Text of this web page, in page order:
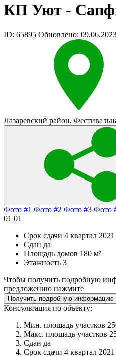
КП Уют -
ID: 65895 Обновлено:
Лазаревский район,
Фото #1 Фото #2 Фото #3 Фото
01 01
Срок сдачи 4 квартал 2021
Сдан да
Площадь домов 180 м²
Этажность 3
Чтобы получить подробную
предложению нажмите
Получить подробную информацию
Консультация по объекту:
Мин. площадь участков
Макс. площадь участков
Сдан да
Срок сдачи 4 квартал 2021